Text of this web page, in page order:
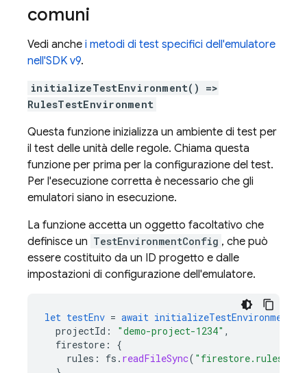
comuni
Vedi anche i metodi di test specifici dell'emulatore
nell'SDK v9.
initializeTestEnvironment() =>
RulesTestEnvironment
Questa funzione inizializza un ambiente di test per
il test delle unità delle regole. Chiama questa
funzione per prima per la configurazione del test.
Per l'esecuzione corretta è necessario che gli
emulatori siano in esecuzione.
La funzione accetta un oggetto facoltativo che
definisce un TestEnvironmentConfig , che può
essere costituito da un ID progetto e dalle
impostazioni di configurazione dell'emulatore.
let testEnv = await initializeTestEnvironment
projectId : "demo-project-1234" ,
firestore :
{
rules : fs . readFileSync( "firestore.rules"